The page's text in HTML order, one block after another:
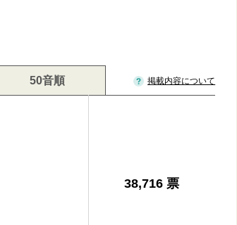
50音順 掲載内容について
38,716 票